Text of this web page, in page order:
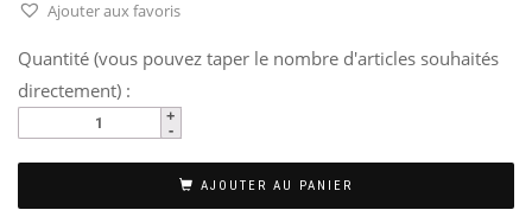
Ajouter aux favoris
Quantité (vous pouvez taper le nombre d'articles souhaités
directement) :
AJOUTER AU PANIER